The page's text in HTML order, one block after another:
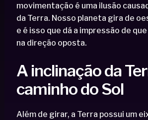
movimentação é uma ilusão
da Terra. Nosso planeta gira de
e é isso que dá a impressão de
na direção oposta.
A inclinação da
caminho do Sol
Além de girar, a Terra possui um